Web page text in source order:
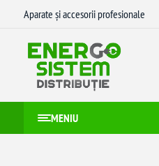
Aparate și accesorii profesionale
MENIU